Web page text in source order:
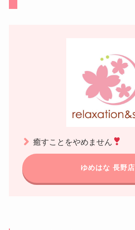
癒すことをやめません
ゆめはな 長野店